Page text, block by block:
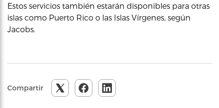
Estos servicios también estarán disponibles para otras
islas como Puerto Rico o las Islas Vírgenes, según
Jacobs.
Compartir